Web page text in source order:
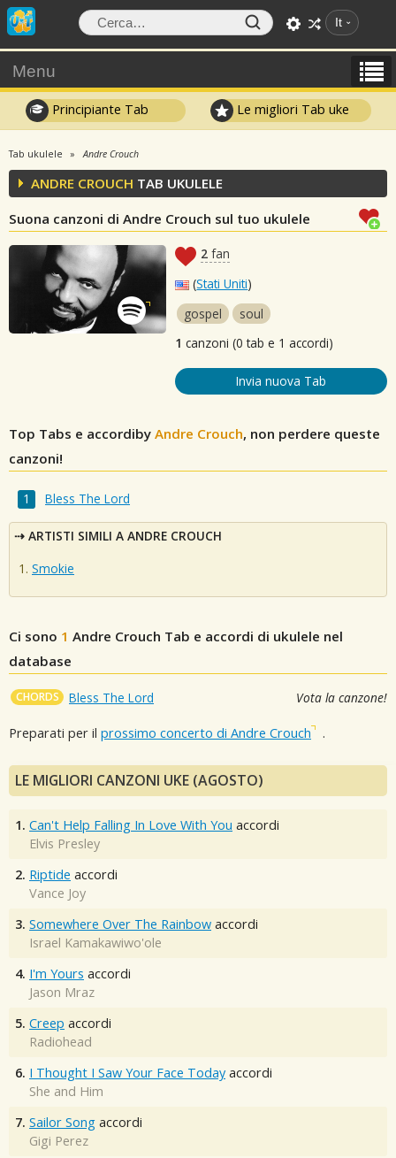
It
Menu
Principiante Tab Le migliori Tab uke
Tab ukulele Andre Crouch
ANDRE CROUCH TAB UKULELE
Suona canzoni di Andre Crouch sul tuo ukulele
2 fan
(Stati Uniti)
gospel
soul
1 canzoni (0 tab e 1 accordi)
Invia nuova Tab
Top Tabs e accordiby Andre Crouch, non perdere queste
canzoni!
Bless The Lord
ARTISTI SIMILI A ANDRE CROUCH
Smokie
Ci sono 1 Andre Crouch Tab e accordi di ukulele nel
database
CHORDS Bless The Lord Vota la canzone!
Preparati per il prossimo concerto di Andre Crouch .
LE MIGLIORI CANZONI UKE (AGOSTO)
1. Can't Help Falling In Love With You accordi
Elvis Presley
2. Riptide accordi
Vance Joy
3. Somewhere Over The Rainbow accordi
Israel Kamakawiwo'ole
4. I'm Yours accordi
Jason Mraz
5. Creep accordi
Radiohead
6. I Thought I Saw Your Face Today accordi
She and Him
7. Sailor Song accordi
Gigi Perez